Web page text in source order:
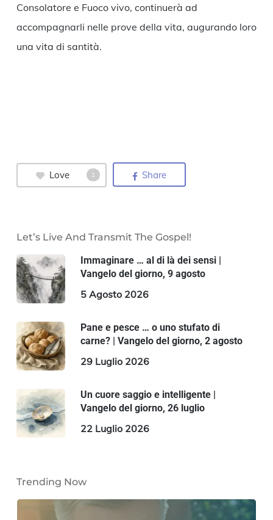
Consolatore e Fuoco vivo, continuerà ad
accompagnarli nelle prove della vita, augurando loro
una vita di santità.
Love 1 Share
Let’s Live And Transmit The Gospel!
Immaginare … al di là dei sensi |
Vangelo del giorno, 9 agosto
5 Agosto 2026
Pane e pesce … o uno stufato di
carne? | Vangelo del giorno, 2 agosto
29 Luglio 2026
Un cuore saggio e intelligente |
Vangelo del giorno, 26 luglio
22 Luglio 2026
Trending Now